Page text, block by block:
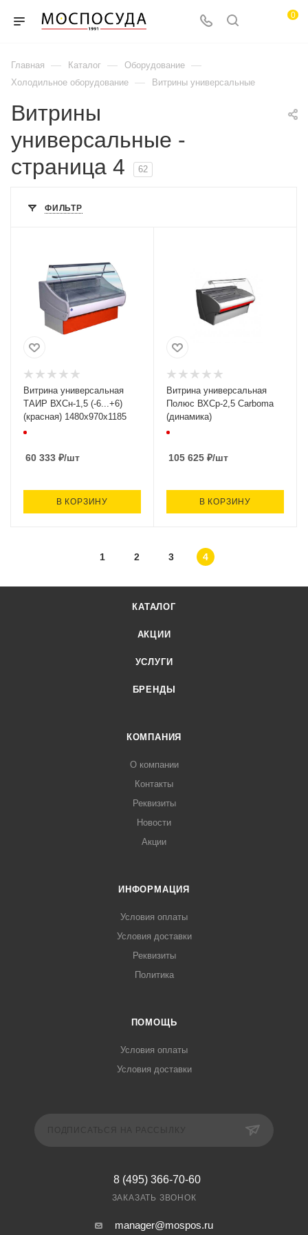
0
Главная — Каталог — Оборудование —
Холодильное оборудование — Витрины универсальные
Витрины
универсальные -
страница 4
62
ФИЛЬТР
Витрина универсальная
ТАИР ВХСн-1,5 (-6...+6)
(красная) 1480х970х1185
60 333 ₽/шт
В КОРЗИНУ
Витрина универсальная
Полюс ВХСр-2,5 Carboma
(динамика)
105 625 ₽/шт
В КОРЗИНУ
1 2 3 4
КАТАЛОГ
АКЦИИ
УСЛУГИ
БРЕНДЫ
КОМПАНИЯ
О компании
Контакты
Реквизиты
Новости
Акции
ИНФОРМАЦИЯ
Условия оплаты
Условия доставки
Реквизиты
Политика
ПОМОЩЬ
Условия оплаты
Условия доставки
8 (495) 366-70-60
ЗАКАЗАТЬ ЗВОНОК
manager@mospos.ru